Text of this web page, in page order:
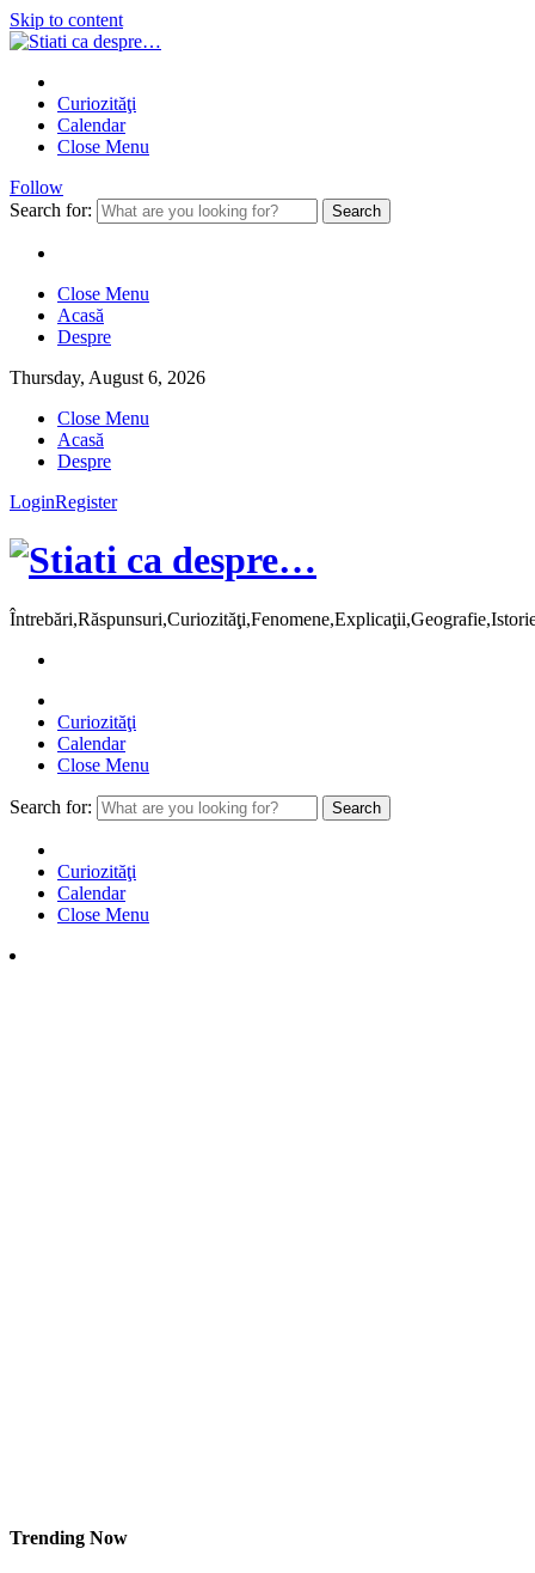
Skip to content
Curiozităţi
Calendar
Close Menu
Follow
Search for:
Close Menu
Acasă
Despre
Thursday, August 6, 2026
Close Menu
Acasă
Despre
LoginRegister
Curiozităţi
Calendar
Close Menu
Search for:
Curiozităţi
Calendar
Close Menu
Trending Now